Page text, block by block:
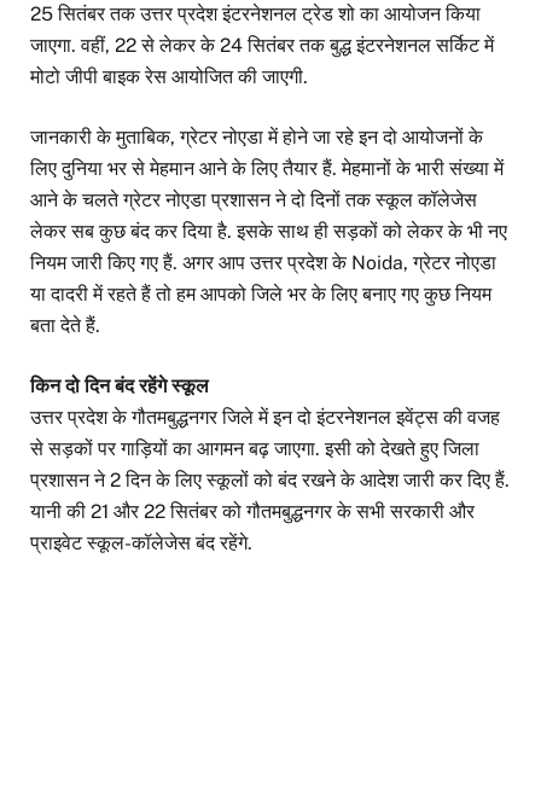
25 सितंबर तक उत्तर प्रदेश इंटरनेशनल ट्रेड शो का आयोजन किया
जाएगा. वहीं, 22 से लेकर के 24 सितंबर तक बुद्ध इंटरनेशनल सर्किट में
मोटो जीपी बाइक रेस आयोजित की जाएगी.
जानकारी के मुताबिक, ग्रेटर नोएडा में होने जा रहे इन दो आयोजनों के
लिए दुनिया भर से मेहमान आने के लिए तैयार हैं. मेहमानों के भारी संख्या में
आने के चलते ग्रेटर नोएडा प्रशासन ने दो दिनों तक स्कूल कॉलेजेस
लेकर सब कुछ बंद कर दिया है. इसके साथ ही सड़कों को लेकर के भी नए
नियम जारी किए गए हैं. अगर आप उत्तर प्रदेश के Noida, ग्रेटर नोएडा
या दादरी में रहते हैं तो हम आपको जिले भर के लिए बनाए गए कुछ नियम
बता देते हैं.
किन दो दिन बंद रहेंगे स्कूल
उत्तर प्रदेश के गौतमबुद्धनगर जिले में इन दो इंटरनेशनल इवेंट्स की वजह
से सड़कों पर गाड़ियों का आगमन बढ़ जाएगा. इसी को देखते हुए जिला
प्रशासन ने 2 दिन के लिए स्कूलों को बंद रखने के आदेश जारी कर दिए हैं.
यानी की 21 और 22 सितंबर को गौतमबुद्धनगर के सभी सरकारी और
प्राइवेट स्कूल-कॉलेजेस बंद रहेंगे.